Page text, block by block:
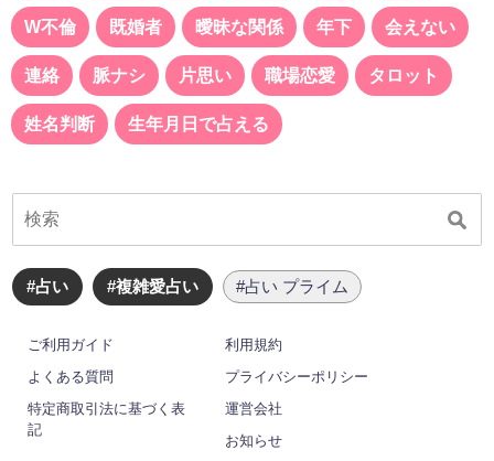
W不倫 既婚者 曖昧な関係 年下 会えない
連絡 脈ナシ 片思い 職場恋愛 タロット
姓名判断 生年月日で占える
#占い #複雑愛占い #占い プライム
ご利用ガイド
利用規約
よくある質問
プライバシーポリシー
特定商取引法に基づく表
記
運営会社
お知らせ